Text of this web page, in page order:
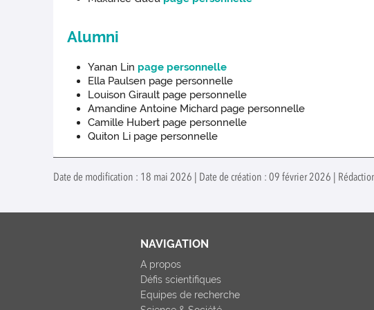
Alumni
Yanan Lin page personnelle
Ella Paulsen page personnelle
Louison Girault page personnelle
Amandine Antoine Michard page personnelle
Camille Hubert page personnelle
Quiton Li page personnelle
Date de modification : 18 mai 2026 | Date de création : 09 février 2026 |
NAVIGATION
A propos
Défis scientifiques
Equipes de recherche